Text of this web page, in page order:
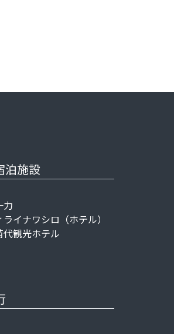
泊施設
イナワシロ（ホテル）
観光ホテル